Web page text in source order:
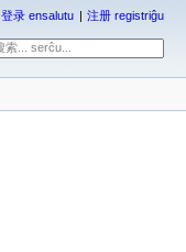
登录 ensalutu 注册 registriĝu